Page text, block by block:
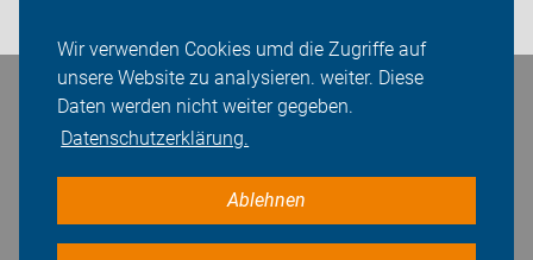
Wir verwenden Cookies umd die Zugriffe auf
unsere Website zu analysieren. weiter. Diese
Daten werden nicht weiter gegeben.
Datenschutzerklärung.
Ablehnen
Bleiben Sie in Kontakt